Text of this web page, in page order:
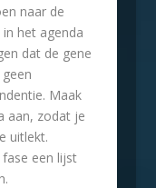
naar de
het agenda
dat de gene
Maak
aan, zodat je
uitlekt.
een lijst